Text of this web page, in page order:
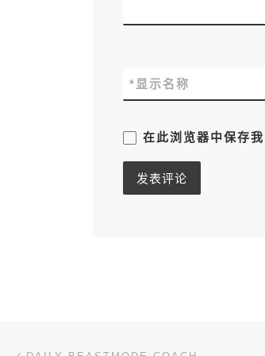
显示名称
*
在此浏览器中保存
文章导航